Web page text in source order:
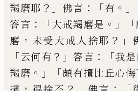
羯磨耶 ？」 佛言 ：「有 。
答言 ：「大戒羯磨是 。」「
磨 ， 未受大戒人捨耶 ？」
「云何有 ？」答言 ：「我
羯磨 。」「頗有擯比丘心